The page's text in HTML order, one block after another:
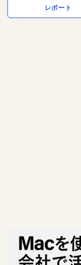
レポート